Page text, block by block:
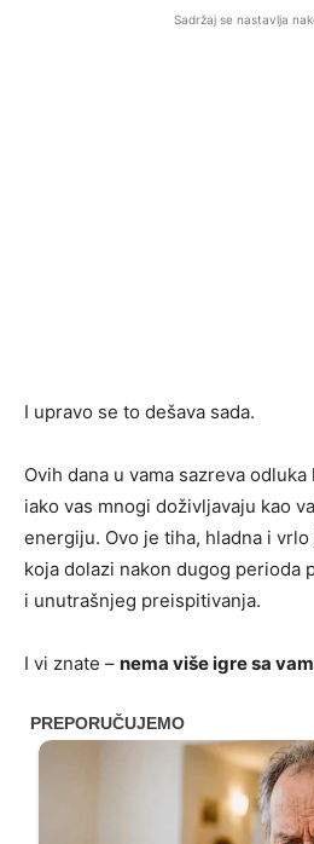
Sadržaj se nastavlja
I upravo se to dešava sada.
Ovih dana u vama sazreva
iako vas mnogi doživljavaju kao
energiju. Ovo je tiha, hladna i
koja dolazi nakon dugog perioda
i unutrašnjeg preispitivanja.
I vi znate – nema više igre sa